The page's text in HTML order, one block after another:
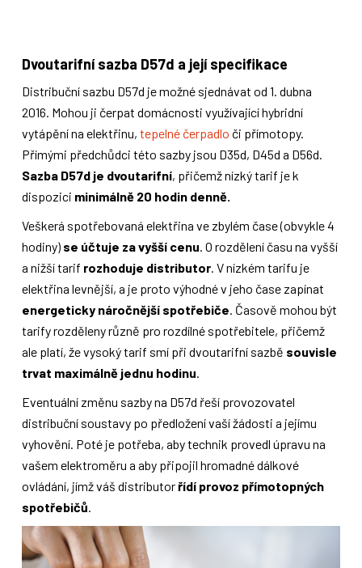
Dvoutarifní sazba D57d a její specifikace
Distribuční sazbu D57d je možné sjednávat od 1. dubna
2016. Mohou ji čerpat domácnosti využívající hybridní
vytápění na elektřinu, tepelné čerpadlo či přímotopy.
Přímými předchůdci této sazby jsou D35d, D45d a D56d.
Sazba D57d je dvoutarifní, přičemž nízký tarif je k
dispozici minimálně 20 hodin denně.
Veškerá spotřebovaná elektřina ve zbylém čase (obvykle 4
hodiny) se účtuje za vyšší cenu. O rozdělení času na vyšší
a nižší tarif rozhoduje distributor. V nízkém tarifu je
elektřina levnější, a je proto výhodné v jeho čase zapínat
energeticky náročnější spotřebiče. Časově mohou být
tarify rozděleny různě pro rozdílné spotřebitele, přičemž
ale platí, že vysoký tarif smí při dvoutarifní sazbě souvisle
trvat maximálně jednu hodinu.
Eventuální změnu sazby na D57d řeší provozovatel
distribuční soustavy po předložení vaší žádosti a jejímu
vyhovění. Poté je potřeba, aby technik provedl úpravu na
vašem elektroměru a aby připojil hromadné dálkové
ovládání, jímž váš distributorřídí provoz přímotopných
spotřebičů.